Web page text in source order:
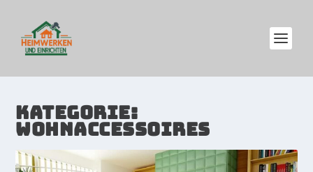
KATEGORIE:
WOHNACCESSOIRES